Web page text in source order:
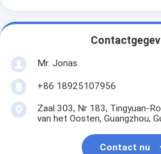
Mr. Jonas
+86 18925107956
Zaal 303, Nr 183, Tingyuan-
van het Oosten, Guangzhou,
Contact nu